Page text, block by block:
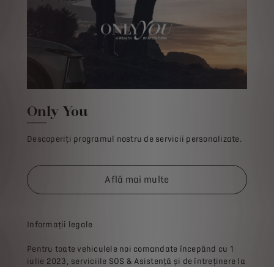
Only You
Descoperiți programul nostru de servicii personalizate.
Află mai multe
Informații legale
Pentru toate vehiculele noi comandate începând cu 1
iulie 2023, serviciile SOS & Asistență și de întreținere la